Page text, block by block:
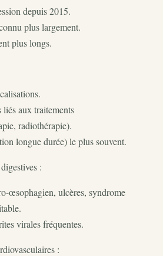
depuis 2015.
plus largement.
plus longs.
aux traitements
radiothérapie).
longue durée) le plus souvent.
:
œsophagien, ulcères, syndrome
virales fréquentes.
: